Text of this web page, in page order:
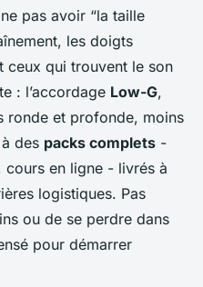
pas avoir “la taille
les doigts
ceux qui trouvent le son
: l’accordage Low-G,
ronde et profonde, moins
des packs complets -
cours en ligne - livrés à
logistiques. Pas
ou de se perdre dans
pour démarrer